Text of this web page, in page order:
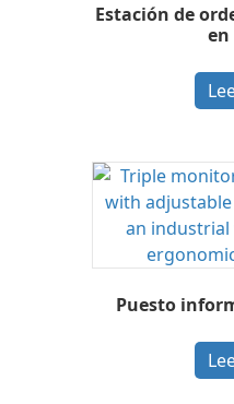
Estación de
en
Puesto